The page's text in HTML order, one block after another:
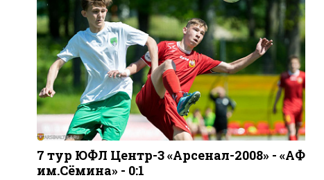
7 тур ЮФЛ Центр-3 «Арсенал-2008» - «АФ
им.Сёмина» - 0:1